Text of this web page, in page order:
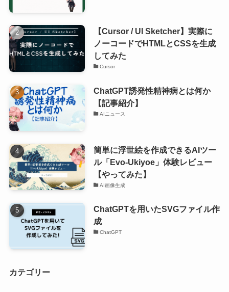
【Cursor / UI Sketcher】実際に
ノーコードでHTMLとCSSを生成
してみた
Cursor
ChatGPT誘発性精神病とは何か
【記事紹介】
AIニュース
簡単に浮世絵を作成できるAIツー
ル「Evo-Ukiyoe」体験レビュー
【やってみた】
AI画像生成
ChatGPTを用いたSVGファイル作
成
ChatGPT
カテゴリー